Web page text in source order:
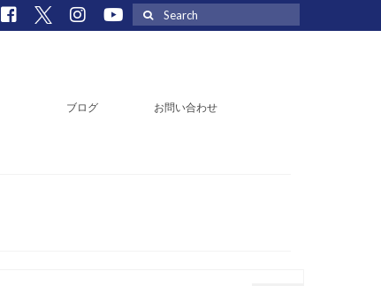
Search
for:
ブログ お問い合わせ